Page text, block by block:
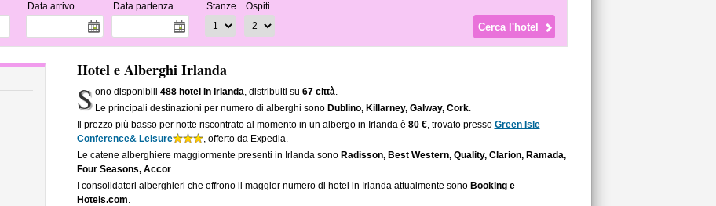
Data arrivo Data partenza Stanze Ospiti
Hotel e Alberghi Irlanda
S ono disponibili488 hotel in Irlanda, distribuiti su67 città.
Le principali destinazioni per numero di alberghi sono Dublino, Killarney, Galway, Cork.
Il prezzo più basso per notte riscontrato al momento in un albergo in Irlanda è 80 €, trovato presso Green Isle
Conference& Leisure
, offerto da Expedia.
Le catene alberghiere maggiormente presenti in Irlanda sono Radisson, Best Western, Quality, Clarion, Ramada,
Four Seasons, Accor.
I consolidatori alberghieri che offrono il maggior numero di hotel in Irlanda attualmente sono Booking e
Hotels.com.